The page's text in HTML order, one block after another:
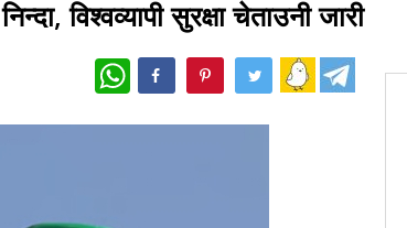
विश्वव्यापी सुरक्षा चेताउनी जारी
WhatsApp